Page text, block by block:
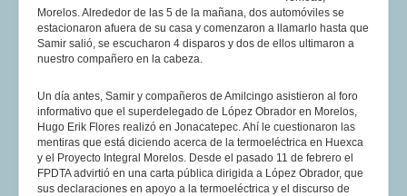
Morelos. Alrededor de las 5 de la mañana, dos automóviles se
estacionaron afuera de su casa y comenzaron a llamarlo hasta que
Samir salió, se escucharon 4 disparos y dos de ellos ultimaron a
nuestro compañero en la cabeza.
Un día antes, Samir y compañeros de Amilcingo asistieron al foro
informativo que el superdelegado de López Obrador en Morelos,
Hugo Erik Flores realizó en Jonacatepec. Ahí le cuestionaron las
mentiras que está diciendo acerca de la termoeléctrica en Huexca
y el Proyecto Integral Morelos. Desde el pasado 11 de febrero el
FPDTA advirtió en una carta pública dirigida a López Obrador, que
sus declaraciones en apoyo a la termoeléctrica y el discurso de